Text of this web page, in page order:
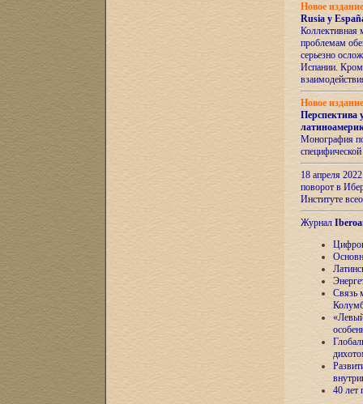
Новое
Rusia y
Коллективная
проблемам
серьезно
Испании.
Новое
Перспектива
Монография
18 апреля
поворот в
Институте
Журнал
Связь
40 лет